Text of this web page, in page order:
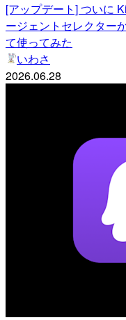
[アップデート] ついに
ージェントセレクター
て使ってみた
いわさ
2026.06.28